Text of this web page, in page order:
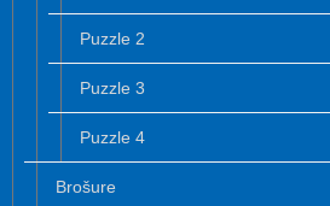
Puzzle 2
Puzzle 3
Puzzle 4
Brošure